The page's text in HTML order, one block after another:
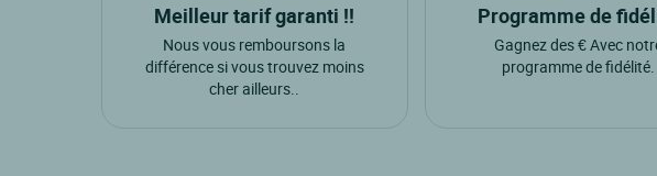
Meilleur tarif garanti !!
Nous vous remboursons la
différence si vous trouvez moins
cher ailleurs..
Programme de
Gagnez des € Avec
programme de fidélité.